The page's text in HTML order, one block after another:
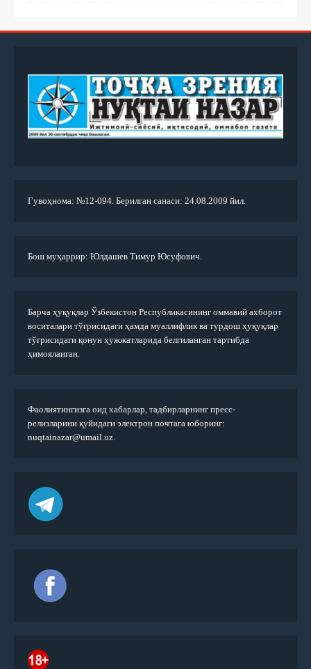
Гувоҳнома: №12-094. Берилган санаси: 24.08.2009 йил.
Бош муҳаррир: Юлдашев Тимур Юсуфович.
Барча ҳуқуқлар Ўзбекистон Республикасининг оммавий ахборот
воситалари тўғрисидаги ҳамда муаллифлик ва турдош ҳуқуқлар
тўғрисидаги қонун ҳужжатларида белгиланган тартибда
ҳимояланган.
Фаолиятингизга оид хабарлар, тадбирларнинг пресс-
релизларини қуйидаги электрон почтага юборинг:
nuqtainazar@umail.uz.